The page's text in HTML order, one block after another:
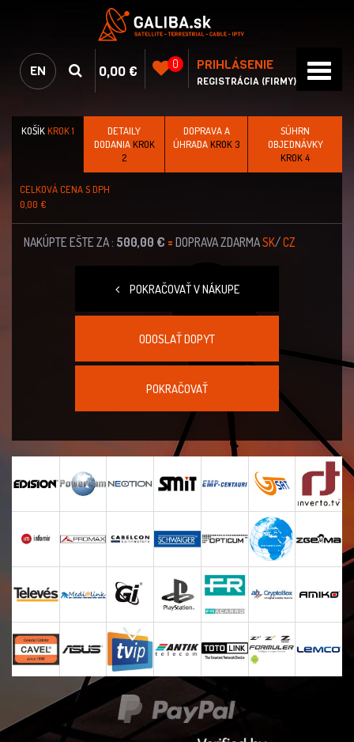
EN 0,00 € 0 PRIHLÁSENIE
REGISTRÁCIA (FIRMY)
KOŠÍKKROK 1
DETAILY
DODANIAKROK
2
DOPRAVA A
ÚHRADAKROK 3
SÚHRN
OBJEDNÁVKY
KROK 4
CELKOVÁ CENA S DPH
0,00 €
NAKÚPTE EŠTE ZA : 500,00 € = DOPRAVA ZDARMASK/CZ
POKRAČOVAŤ V NÁKUPE
ODOSLAŤ DOPYT
POKRAČOVAŤ